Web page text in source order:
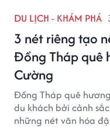
DU LỊCH - KHÁM PHÁ
3 nét riêng tạo
Đồng Tháp quê
Cường
Đồng Tháp quê
du khách bởi cảnh
những nét văn hóa